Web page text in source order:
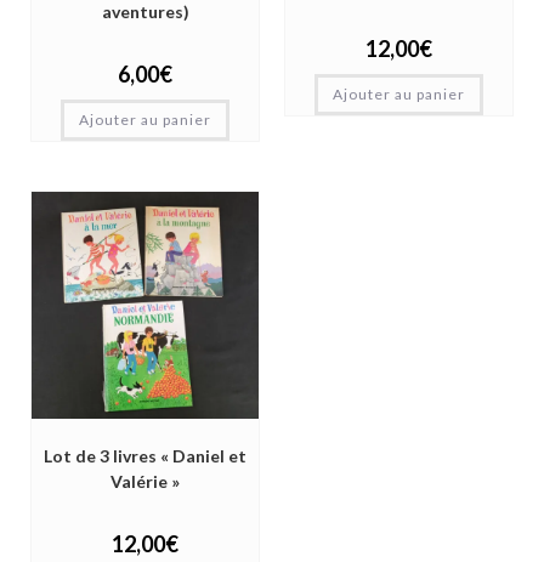
aventures)
6,00€
Ajouter au panier
12,00€
Ajouter au panier
Lot de 3 livres « Daniel et
Valérie »
12,00€